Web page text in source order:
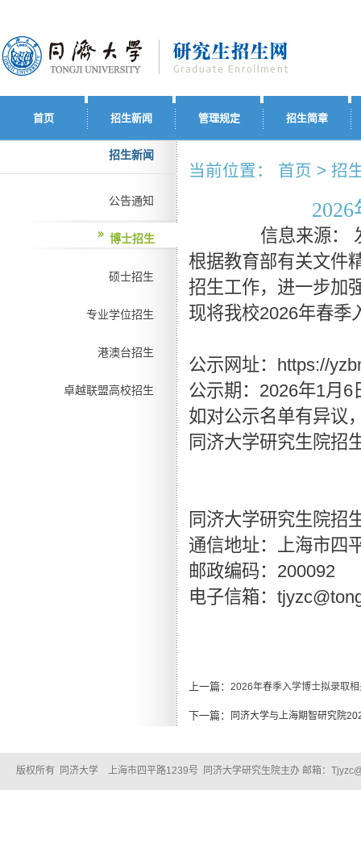
首页 招生新闻 管理规定 招生简章
招生新闻
公告通知
博士招生
硕士招生
专业学位招生
港澳台招生
卓越联盟高校招生
当前位置： 首页 > 招
信息来源：
根据教育部有关文件
招生工作，进一步加
现将我校2026年春季
公示网址：https://
公示期：2026年1月
如对公示名单有异议
同济大学研究生院招
同济大学研究生院招
通信地址：上海市四
邮政编码：200092
电子信箱：
上一篇： 2026年春季入学博士拟录取
下一篇： 同济大学与上海期智研究院
版权所有 同济大学 上海市四平路1239号 同济大学研究生院主办 邮箱：